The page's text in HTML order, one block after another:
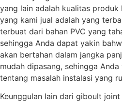
yang lain adalah kualitas
yang kami jual adalah yang
terbuat dari bahan PVC yang
sehingga Anda dapat yakin
akan bertahan dalam jangka
mudah dipasang, sehingga
tentang masalah instalasi yang
Keunggulan lain dari giboult